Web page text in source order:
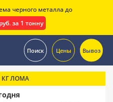
Поиск Цены Вывоз
КГ ЛОМА
черного металла до
за 1 тонну
.